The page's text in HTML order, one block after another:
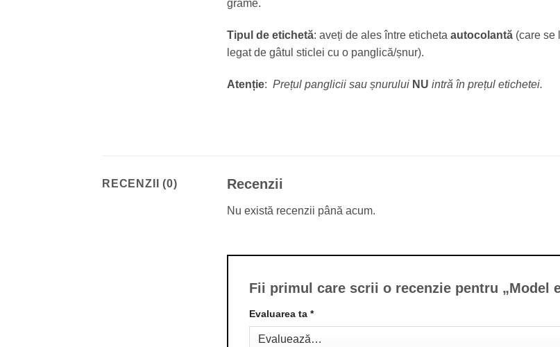
grame.
Tipul de etichetă: aveți de ales între eticheta autocolantă (care se
legat de gâtul sticlei cu o panglică/șnur).
Atenție: Prețul panglicii sau șnurului NU intră în prețul etichetei.
RECENZII (0) Recenzii
Nu există recenzii până acum.
Fii primul care scrii o recenzie pentru „Model
Evaluarea ta *